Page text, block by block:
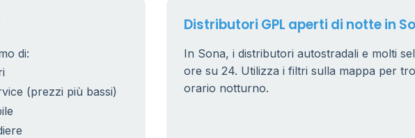
20
25
38
10
0.779 €
0.799 €
di:
(prezzi più bassi)
Distributori GPL aperti di notte in
In Sona, i distributori autostradali e molti
ore su 24. Utilizza i filtri sulla mappa per
orario notturno.